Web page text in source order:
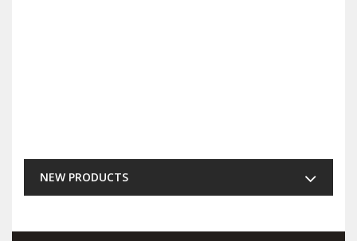
NEW PRODUCTS